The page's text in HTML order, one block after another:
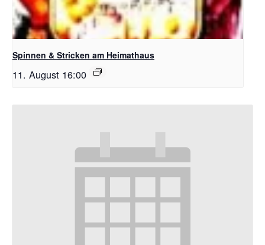
Spinnen & Stricken am Heimathaus
11. August 16:00